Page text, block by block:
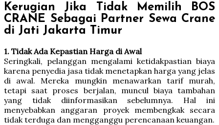
Kerugian Jika Tidak Memilih BOS
CRANE Sebagai Partner Sewa Crane
di Jati Jakarta Timur
1. Tidak Ada Kepastian Harga di Awal
Seringkali, pelanggan mengalami ketidakpastian biaya
karena penyedia jasa tidak menetapkan harga yang jelas
di awal. Mereka mungkin menawarkan tarif murah,
tetapi saat proses berjalan, muncul biaya tambahan
yang tidak diinformasikan sebelumnya. Hal ini
menyebabkan anggaran proyek membengkak secara
tidak terduga dan mengganggu perencanaan keuangan.